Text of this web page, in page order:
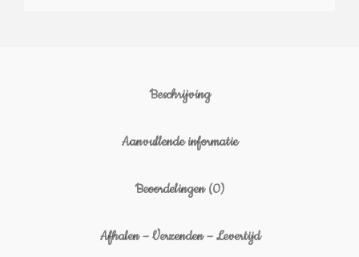
Beschrijving
Aanvullende informatie
Beoordelingen (0)
Afhalen – Verzenden – Levertijd